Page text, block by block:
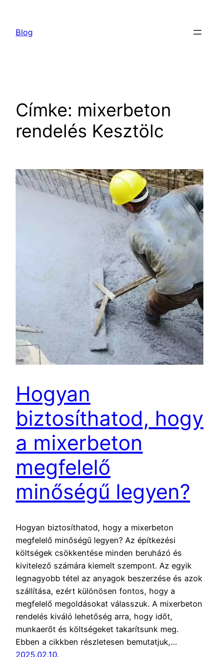
tartalomhoz
Blog
Címke: mixerbeton
rendelés Kesztölc
Hogyan
biztosíthatod, hogy
a mixerbeton
megfelelő
minőségű legyen?
Hogyan biztosíthatod, hogy a mixerbeton
megfelelő minőségű legyen? Az építkezési
költségek csökkentése minden beruházó és
kivitelező számára kiemelt szempont. Az egyik
legnagyobb tétel az anyagok beszerzése és azok
szállítása, ezért különösen fontos, hogy a
megfelelő megoldásokat válasszuk. A mixerbeton
rendelés kiváló lehetőség arra, hogy időt,
munkaerőt és költségeket takarítsunk meg.
Ebben a cikkben részletesen bemutatjuk,…
2025.02.10.